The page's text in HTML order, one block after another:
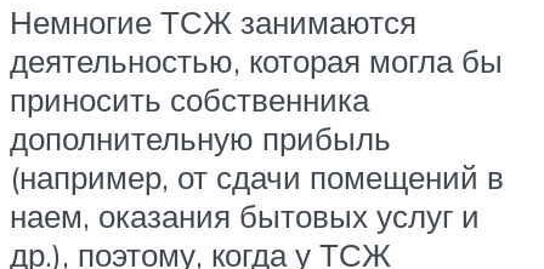
Немногие ТСЖ занимаются
деятельностью, которая могла бы
приносить собственника
дополнительную прибыль
(например, от сдачи помещений в
наем, оказания бытовых услуг и
др.), поэтому, когда у ТСЖ